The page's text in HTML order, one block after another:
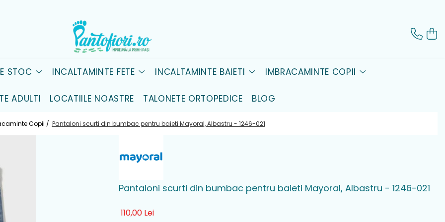
STOC INCALTAMINTE FETE INCALTAMINTE BAIETI IMBRACAMINTE COPII
ADULTI LOCATIILE NOASTRE TALONETE ORTOPEDICE BLOG
Copii / Pantaloni scurti din bumbac pentru baieti Mayoral, Albastru - 1246-021
Pantaloni scurti din bumbac pentru baieti Mayoral, Albastru - 1246-021
110,00 Lei